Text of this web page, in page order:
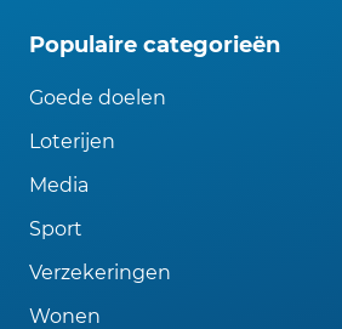
Populaire categorieën
Goede doelen
Loterijen
Media
Sport
Verzekeringen
Wonen